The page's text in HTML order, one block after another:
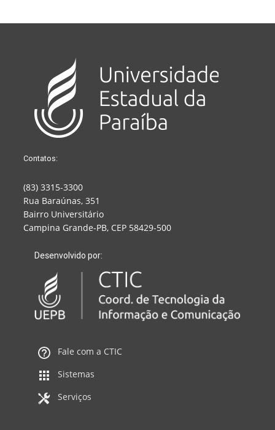
Contatos:
(83) 3315-3300
Rua Baraúnas, 351
Bairro Universitário
Campina Grande-PB, CEP 58429-500
Desenvolvido por:
Fale com a CTIC
Sistemas
Serviços